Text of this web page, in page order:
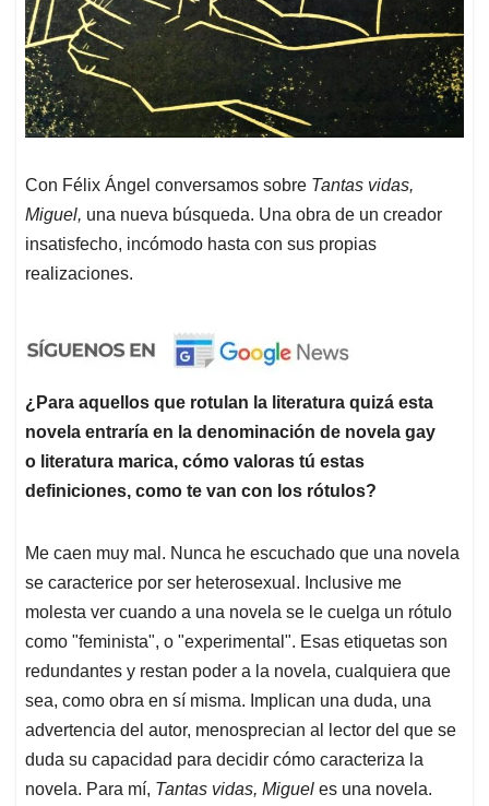
Con Félix Ángel conversamos sobre Tantas vidas,
Miguel, una nueva búsqueda. Una obra de un creador
insatisfecho, incómodo hasta con sus propias
realizaciones.
¿Para aquellos que rotulan la literatura quizá esta
novela entraría en la denominación de novela gay
o literatura marica, cómo valoras tú estas
definiciones, como te van con los rótulos?
Me caen muy mal. Nunca he escuchado que una novela
se caracterice por ser heterosexual. Inclusive me
molesta ver cuando a una novela se le cuelga un rótulo
como "feminista", o "experimental". Esas etiquetas son
redundantes y restan poder a la novela, cualquiera que
sea, como obra en sí misma. Implican una duda, una
advertencia del autor, menosprecian al lector del que se
duda su capacidad para decidir cómo caracteriza la
novela. Para mí, Tantas vidas, Miguel es una novela.